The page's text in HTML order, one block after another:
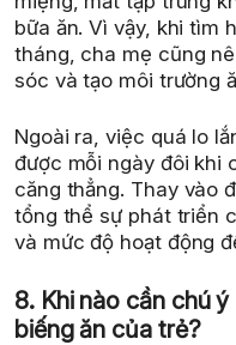
bữa ăn. Vì vậy, khi tìm
tháng, cha mẹ cũng
sóc và tạo môi trường
Ngoài ra, việc quá lo
được mỗi ngày đôi khi
căng thẳng. Thay vào
tổng thể sự phát triển
và mức độ hoạt động
8. Khi nào cần chú
biếng ăn của trẻ?